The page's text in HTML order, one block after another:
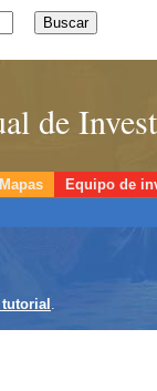
de
Mapas Equipo de
.